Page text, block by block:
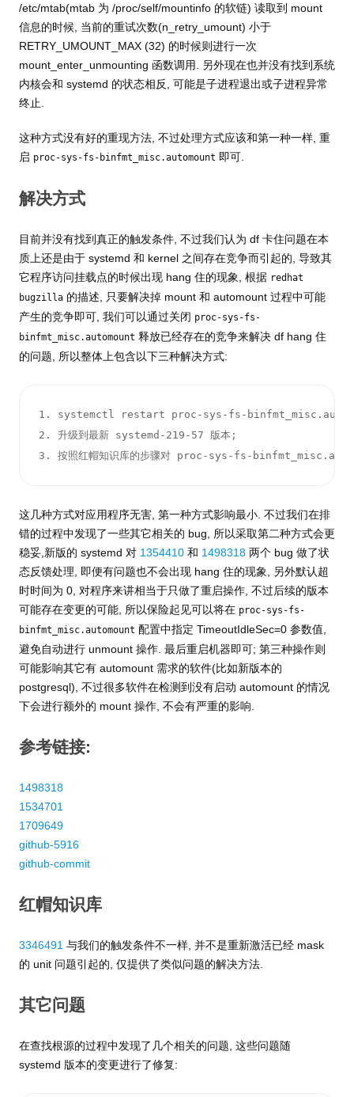
/etc/mtab(mtab 为 /proc/self/mountinfo 的软链) 读取到 mount
信息的时候, 当前的重试次数(n_retry_umount) 小于
RETRY_UMOUNT_MAX (32) 的时候则进行一次
mount_enter_unmounting 函数调用. 另外现在也并没有找到系统
内核会和 systemd 的状态相反, 可能是子进程退出或子进程异常
终止.
这种方式没有好的重现方法, 不过处理方式应该和第一种一样, 重
启 proc-sys-fs-binfmt_misc.automount 即可.
解决方式
目前并没有找到真正的触发条件, 不过我们认为 df 卡住问题在本
质上还是由于 systemd 和 kernel 之间存在竞争而引起的, 导致其
它程序访问挂载点的时候出现 hang 住的现象, 根据 redhat
bugzilla 的描述, 只要解决掉 mount 和 automount 过程中可能
产生的竞争即可, 我们可以通过关闭 proc-sys-fs-
binfmt_misc.automount 释放已经存在的竞争来解决 df hang 住
的问题, 所以整体上包含以下三种解决方式:
1. systemctl restart proc-sys-fs-
2. 升级到最新 systemd-219-57 版本;
3. 按照红帽知识库的步骤对 proc-sys-fs-
这几种方式对应用程序无害, 第一种方式影响最小. 不过我们在排
错的过程中发现了一些其它相关的 bug, 所以采取第二种方式会更
稳妥,新版的 systemd 对 1354410 和 1498318 两个 bug 做了状
态反馈处理, 即便有问题也不会出现 hang 住的现象, 另外默认超
时时间为 0, 对程序来讲相当于只做了重启操作, 不过后续的版本
可能存在变更的可能, 所以保险起见可以将在 proc-sys-fs-
binfmt_misc.automount 配置中指定 TimeoutIdleSec=0 参数值,
避免自动进行 unmount 操作. 最后重启机器即可; 第三种操作则
可能影响其它有 automount 需求的软件(比如新版本的
postgresql), 不过很多软件在检测到没有启动 automount 的情况
下会进行额外的 mount 操作, 不会有严重的影响.
参考链接:
1498318
1534701
1709649
github-5916
github-commit
红帽知识库
3346491 与我们的触发条件不一样, 并不是重新激活已经 mask
的 unit 问题引起的, 仅提供了类似问题的解决方法.
其它问题
在查找根源的过程中发现了几个相关的问题, 这些问题随
systemd 版本的变更进行了修复: